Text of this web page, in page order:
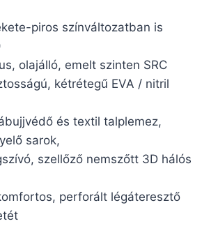
piros színváltozatban is
olajálló, emelt szinten SRC
kétrétegű EVA / nitril
és textil talplemez,
sarok,
szellőző nemszőtt 3D hálós
perforált légáteresztő